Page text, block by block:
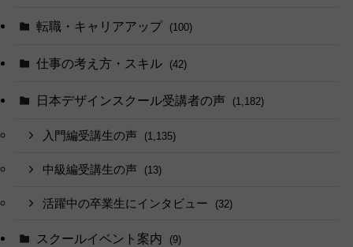
転職・キャリアアップ (100)
仕事の考え方・スキル (42)
日本デザインスクール受講者の声 (1,182)
入門編受講生の声 (1,135)
中級編受講生の声 (13)
活躍中の卒業生にインタビュー (32)
スクールイベント案内 (9)